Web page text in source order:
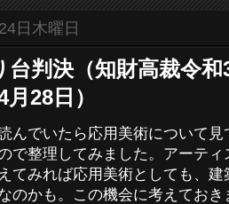
日木曜日
台判決（知財高裁令
28日）
んでいたら応用美術について
で整理してみました。アーテ
てみれば応用美術としても、
のかも。この機会に考えておき